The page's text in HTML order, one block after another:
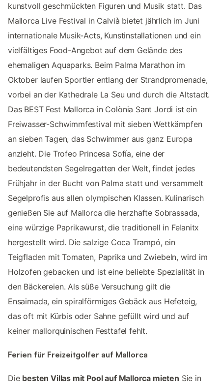
kunstvoll geschmückten Figuren und Musik statt. Das
Mallorca Live Festival in Calvià bietet jährlich im Juni
internationale Musik-Acts, Kunstinstallationen und ein
vielfältiges Food-Angebot auf dem Gelände des
ehemaligen Aquaparks. Beim Palma Marathon im
Oktober laufen Sportler entlang der Strandpromenade,
vorbei an der Kathedrale La Seu und durch die Altstadt.
Das BEST Fest Mallorca in Colònia Sant Jordi ist ein
Freiwasser-Schwimmfestival mit sieben Wettkämpfen
an sieben Tagen, das Schwimmer aus ganz Europa
anzieht. Die Trofeo Princesa Sofía, eine der
bedeutendsten Segelregatten der Welt, findet jedes
Frühjahr in der Bucht von Palma statt und versammelt
Segelprofis aus allen olympischen Klassen. Kulinarisch
genießen Sie auf Mallorca die herzhafte Sobrassada,
eine würzige Paprikawurst, die traditionell in Felanitx
hergestellt wird. Die salzige Coca Trampó, ein
Teigfladen mit Tomaten, Paprika und Zwiebeln, wird im
Holzofen gebacken und ist eine beliebte Spezialität in
den Bäckereien. Als süße Versuchung gilt die
Ensaimada, ein spiralförmiges Gebäck aus Hefeteig,
das oft mit Kürbis oder Sahne gefüllt wird und auf
keiner mallorquinischen Festtafel fehlt.
Ferien für Freizeitgolfer auf Mallorca
Die besten Villas mit Pool auf Mallorca mieten Sie in